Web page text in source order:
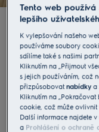
Vybírejte
Vaření
Chladničky
Tento web
lepšího
K vylepšování našeho
používáme soubory
sdílíme také s našimi
Kliknutím na „Přijmout
s jejich používáním, což
přizpůsobovatnabídky a
Kliknutím na
cookie, což může ovlivnit
Další informace najdete
a Prohlášení o ochraně